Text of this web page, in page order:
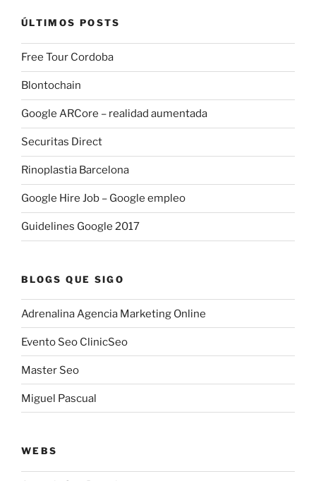
ÚLTIMOS POSTS
Free Tour Cordoba
Blontochain
Google ARCore – realidad aumentada
Securitas Direct
Rinoplastia Barcelona
Google Hire Job – Google empleo
Guidelines Google 2017
BLOGS QUE SIGO
Adrenalina Agencia Marketing Online
Evento Seo ClinicSeo
Master Seo
Miguel Pascual
WEBS